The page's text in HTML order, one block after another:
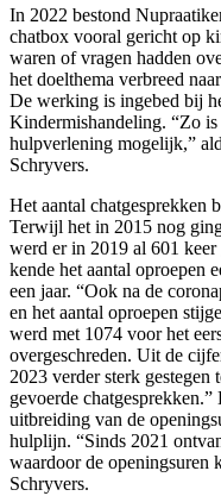
In 2022 bestond
chatbox vooral gericht op
waren of vragen hadden
het doelthema verbreed
De werking is ingebed bij
Kindermishandeling. “Zo
hulpverlening mogelijk,”
Schryvers.
Het aantal chatgesprekken
Terwijl het in 2015 nog
werd er in 2019 al 601
kende het aantal oproepen
een jaar. “Ook na de
en het aantal oproepen
werd met 1074 voor het
overgeschreden. Uit de
2023 verder sterk
gevoerde
uitbreiding van de
hulplijn. “Sinds 2021
waardoor de openingsuren
Schryvers.